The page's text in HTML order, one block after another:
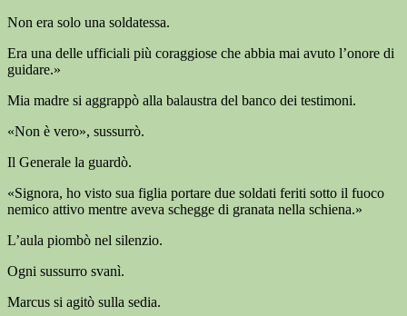
Non era solo una soldatessa.
Era una delle ufficiali più coraggiose che abbia mai avuto l’onore di
guidare.»
Mia madre si aggrappò alla balaustra del banco dei testimoni.
«Non è vero», sussurrò.
Il Generale la guardò.
«Signora, ho visto sua figlia portare due soldati feriti sotto il fuoco
nemico attivo mentre aveva schegge di granata nella schiena.»
L’aula piombò nel silenzio.
Ogni sussurro svanì.
Marcus si agitò sulla sedia.